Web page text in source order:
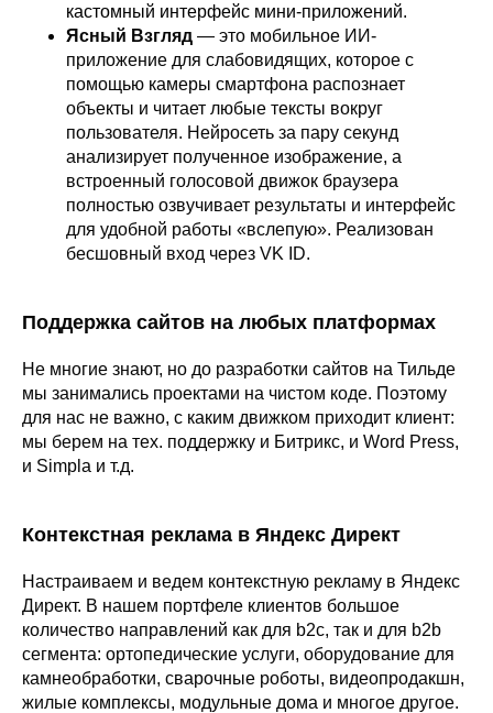
кастомный интерфейс мини-приложений.
Ясный Взгляд — это мобильное ИИ-
приложение для слабовидящих, которое с
помощью камеры смартфона распознает
объекты и читает любые тексты вокруг
пользователя. Нейросеть за пару секунд
анализирует полученное изображение, а
встроенный голосовой движок браузера
полностью озвучивает результаты и интерфейс
для удобной работы «вслепую». Реализован
бесшовный вход через VK ID.
Поддержка сайтов на любых платформах
Не многие знают, но до разработки сайтов на Тильде
мы занимались проектами на чистом коде. Поэтому
для нас не важно, с каким движком приходит клиент:
мы берем на тех. поддержку и Битрикс, и Word Press,
и Simpla и т.д.
Контекстная реклама в Яндекс Директ
Настраиваем и ведем контекстную рекламу в Яндекс
Директ. В нашем портфеле клиентов большое
количество направлений как для b2c, так и для b2b
сегмента: ортопедические услуги, оборудование для
камнеобработки, сварочные роботы, видеопродакшн,
жилые комплексы, модульные дома и многое другое.